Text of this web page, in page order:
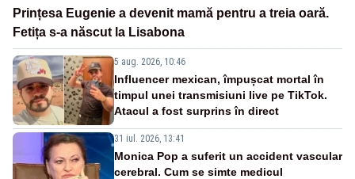
Prințesa Eugenie a devenit mamă pentru a treia oară.
Fetița s-a născut la Lisabona
5 aug. 2026, 10:46
Influencer mexican, împușcat mortal în
timpul unei transmisiuni live pe TikTok.
Atacul a fost surprins în direct
31 iul. 2026, 13:41
Monica Pop a suferit un accident vascular
cerebral. Cum se simte medicul